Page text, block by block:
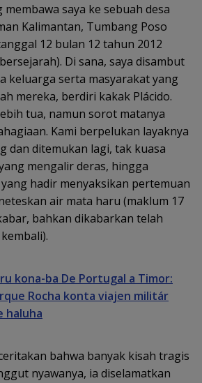
saya ke sebuah desa
Kalimantan, Tumbang Poso
12 bulan 12 tahun 2012
Di sana, saya disambut
keluarga serta masyarakat yang
mereka, berdiri kakak Plácido.
tua, namun sorot matanya
Kami berpelukan layaknya
dan ditemukan lagi, tak kuasa
mengalir deras, hingga
hadir menyaksikan pertemuan
air mata haru (maklum 17
bahkan dikabarkan telah
kona-ba De Portugal a Timor:
Rocha konta viajen militár
haluha
bahwa banyak kisah tragis
nyawanya, ia diselamatkan